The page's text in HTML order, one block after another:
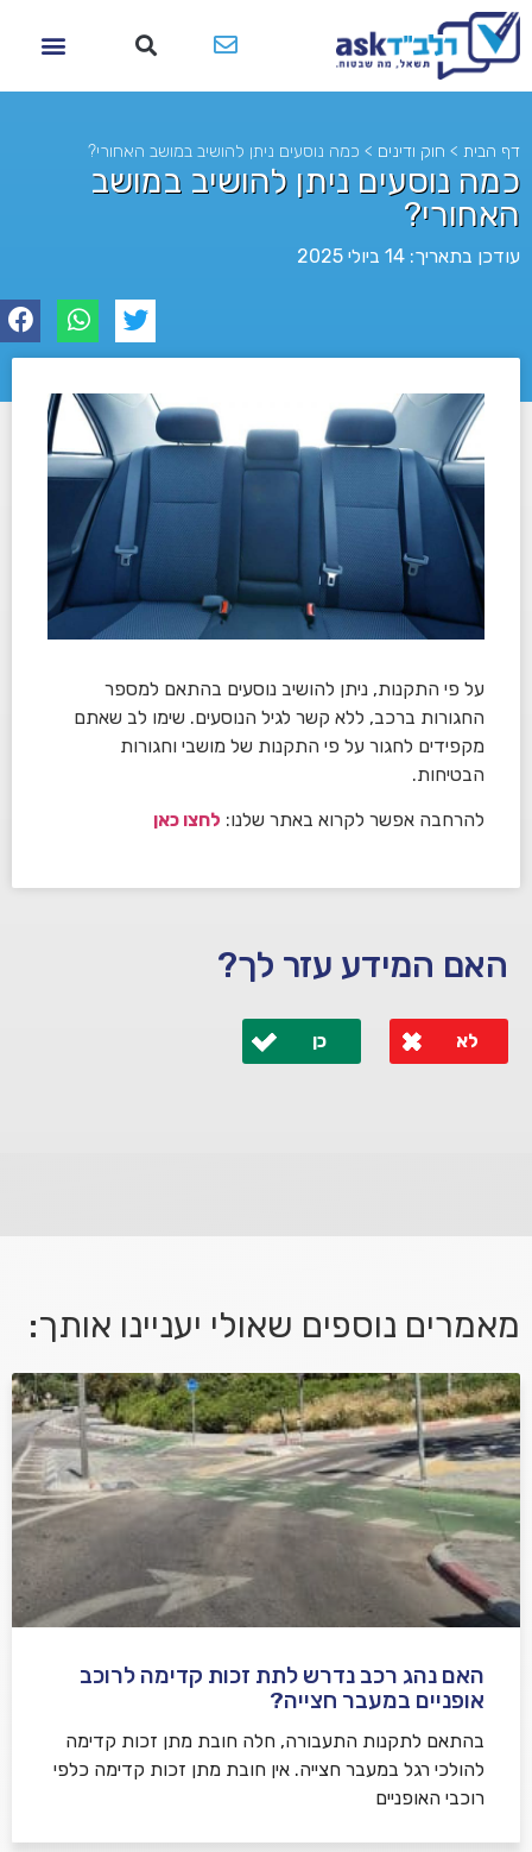
דף הבית > חוק ודינים > כמה נוסעים ניתן להושיב במושב האחורי?
כמה נוסעים ניתן להושיב במושב
האחורי?
עודכן בתאריך: 14 ביולי 2025
על פי התקנות, ניתן להושיב נוסעים בהתאם למספר
החגורות ברכב, ללא קשר לגיל הנוסעים. שימו לב שאתם
מקפידים לחגור על פי התקנות של מושבי וחגורות
הבטיחות.
להרחבה אפשר לקרוא באתר שלנו: לחצו כאן
האם המידע עזר לך?
לא כן
אני מאשר/ת קבלת דיוור במייל ושימוש בפרטים בהתאם
למדיניות הפרטיות
שלח משוב
מאמרים נוספים שאולי יעניינו אותך:
האם נהג רכב נדרש לתת זכות קדימה לרוכב
אופניים במעבר חצייה?
בהתאם לתקנות התעבורה, חלה חובת מתן זכות קדימה
להולכי רגל במעבר חצייה. אין חובת מתן זכות קדימה כלפי
רוכבי האופניים